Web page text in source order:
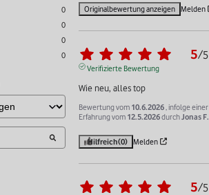
0
0
0
0
Originalbewertung anzeigen Melden
5/5
Verifizierte Bewertung
Wie neu, alles top
Bewertung vom 10.6.2026 , infolge einer
Erfahrung vom 12.5.2026durchJonas F.
Hilfreich(0) Melden
5/5